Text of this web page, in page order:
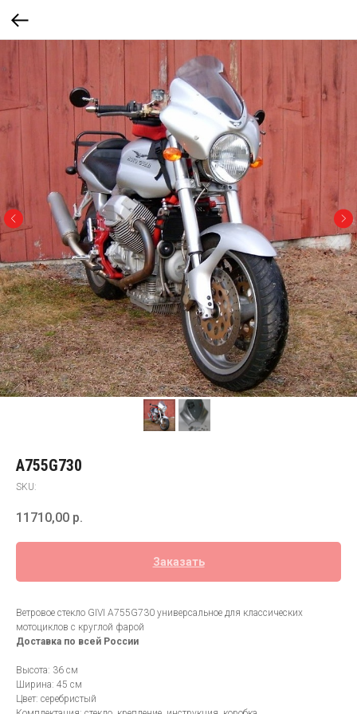
A755G730
SKU:
11710,00 р.
Заказать
Ветровое стекло GIVI A755G730 универсальное для классических
мотоциклов с круглой фарой
Доставка по всей России
Высота: 36 см
Ширина: 45 см
Цвет: серебристый